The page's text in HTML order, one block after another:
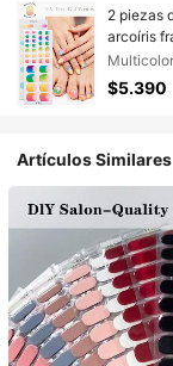
2 piezas
arcoíris
para
sin daño
casera
Multicolor
$5.390
Artículos Similares